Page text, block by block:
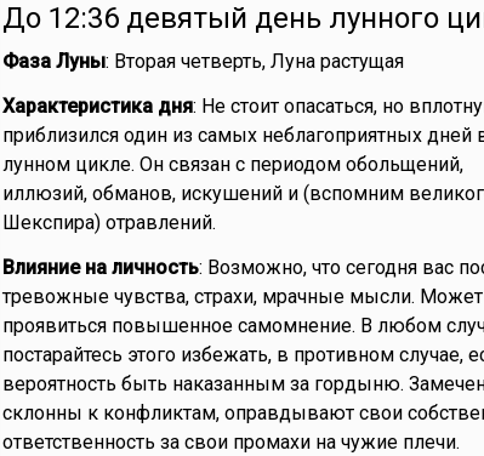
До 12:36 девятый день лунного
Фаза Луны: Вторая четверть, Луна растущая
Характеристика дня: Не стоит опасаться, но
приблизился один из самых неблагоприятных дней
лунном цикле. Он связан с периодом обольщений,
иллюзий, обманов, искушений и (вспомним
Шекспира) отравлений.
Влияние на личность: Возможно, что сегодня вас
тревожные чувства, страхи, мрачные мысли.
проявиться повышенное самомнение. В любом
постарайтесь этого избежать, в противном случае,
вероятность быть наказанным за гордыню.
склонны к конфликтам, оправдывают свои
ответственность за свои промахи на чужие плечи.